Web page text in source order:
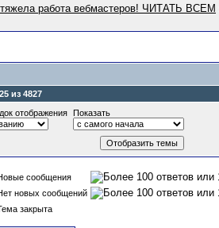
тяжела работа вебмастеров! ЧИТАТЬ ВСЕМ
из 4827
отображения Показать
сообщения
новых сообщений
закрыта